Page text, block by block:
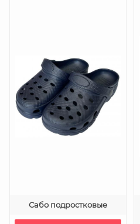
Сабо подростковые